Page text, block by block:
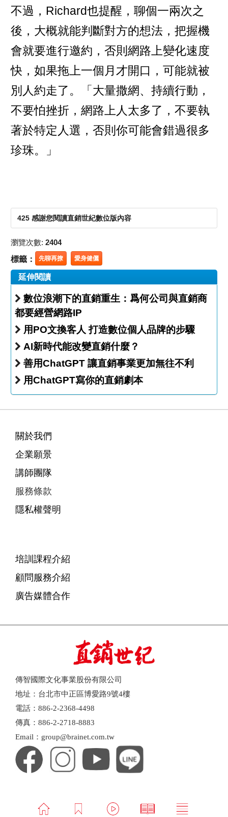
不過，Richard也提醒，聊個一兩次之
後，大概就能判斷對方的想法，把握機
會就要進行邀約，否則網路上變化速度
快，如果拖上一個月才開口，可能就被
別人約走了。「大量撒網、持續行動，
不要怕挫折，網路上人太多了，不要執
著於特定人選，否則你可能會錯過很多
珍珠。」
425 感謝您閱讀直銷世紀數位版內容
瀏覽次數: 2404
標籤： 先聊再撩 愛身健儷
延伸閱讀
數位浪潮下的直銷重生：爲何公司與直銷商
都要經營網路IP
用PO文換客人 打造數位個人品牌的步驟
AI新時代能改變直銷什麼？
善用ChatGPT 讓直銷事業更加無往不利
用ChatGPT寫你的直銷劇本
關於我們
企業願景
講師團隊
服務條款
隱私權聲明
培訓課程介紹
顧問服務介紹
廣告媒體合作
傳智國際文化事業股份有限公司
地址：台北市中正區博愛路9號4樓
電話：886-2-2368-4498
傳真：886-2-2718-8883
Email：group@brainet.com.tw